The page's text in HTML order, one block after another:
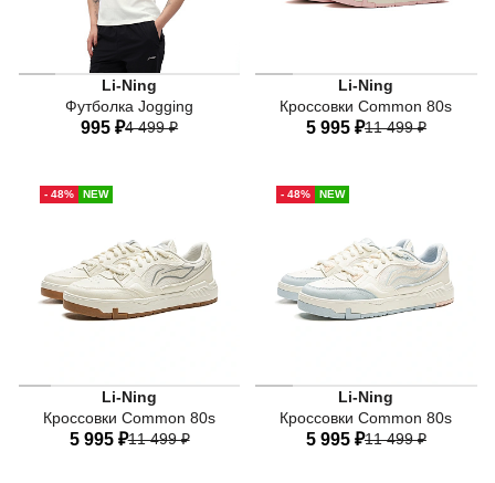
Li-Ning
Футболка Jogging
995 ₽4 499 ₽
40 42
Li-Ning
Кроссовки Common 80s
5 995 ₽11 499 ₽
34 RU 34,5 RU
38,5 RU
40 RU
- 48% NEW
Li-Ning
Кроссовки Common 80s
5 995 ₽11 499 ₽
- 48% NEW
Li-Ning
Кроссовки Common 80s
5 995 ₽11 499 ₽